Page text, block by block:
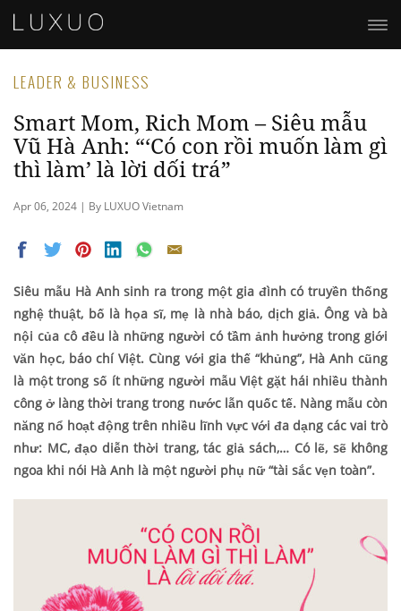
LEADER & BUSINESS
Smart Mom, Rich Mom – Siêu mẫu
Vũ Hà Anh: “‘Có con rồi muốn làm gì
thì làm’ là lời dối trá”
Apr 06, 2024 | By LUXUO Vietnam
Siêu mẫu Hà Anh sinh ra trong một gia đình có truyền thống
nghệ thuật, bố là họa sĩ, mẹ là nhà báo, dịch giả. Ông và bà
nội của cô đều là những người có tầm ảnh hưởng trong giới
văn học, báo chí Việt. Cùng với gia thế “khủng”, Hà Anh cũng
là một trong số ít những người mẫu Việt gặt hái nhiều thành
công ở làng thời trang trong nước lẫn quốc tế. Nàng mẫu còn
năng nổ hoạt động trên nhiều lĩnh vực với đa dạng các vai trò
như: MC, đạo diễn thời trang, tác giả sách,… Có lẽ, sẽ không
ngoa khi nói Hà Anh là một người phụ nữ “tài sắc vẹn toàn”.